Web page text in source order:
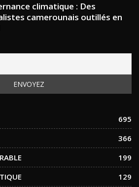
climatique : Des
camerounais outillés en
695
366
199
129